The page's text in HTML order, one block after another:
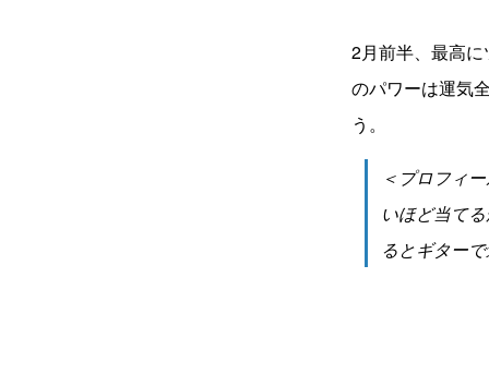
2月前半、最高
のパワーは運気
う。
＜プロフィ
いほど当て
るとギター